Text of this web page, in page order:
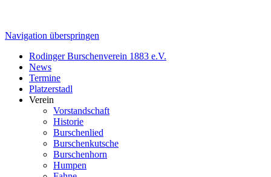
Navigation überspringen
Rodinger Burschenverein 1883 e.V.
News
Termine
Platzerstadl
Verein
Vorstandschaft
Historie
Burschenlied
Burschenkutsche
Burschenhorn
Humpen